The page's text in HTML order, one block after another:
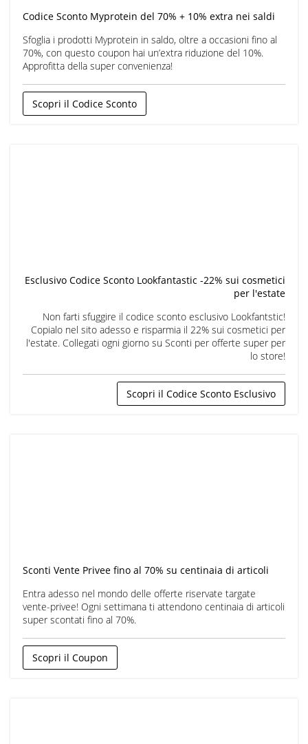
Codice Sconto Myprotein del 70% + 10% extra nei saldi
Sfoglia i prodotti Myprotein in saldo, oltre a occasioni fino al
70%, con questo coupon hai un’extra riduzione del 10%.
Approfitta della super convenienza!
Scopri il Codice Sconto
Esclusivo Codice Sconto Lookfantastic -22% sui cosmetici
per l'estate
Non farti sfuggire il codice sconto esclusivo Lookfantstic!
Copialo nel sito adesso e risparmia il 22% sui cosmetici per
l'estate. Collegati ogni giorno su Sconti per offerte super per
lo store!
Scopri il Codice Sconto Esclusivo
Sconti Vente Privee fino al 70% su centinaia di articoli
Entra adesso nel mondo delle offerte riservate targate
vente-privee! Ogni settimana ti attendono centinaia di articoli
super scontati fino al 70%.
Scopri il Coupon